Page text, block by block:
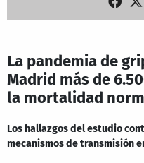
La pandemia de
Madrid más de
la mortalidad
Los hallazgos del estudio
mecanismos de transmisión